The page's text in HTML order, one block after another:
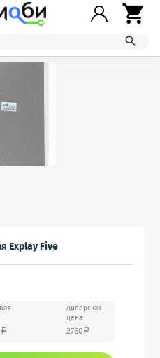


Explay Five
a
Дилерская
цена:
2760 a